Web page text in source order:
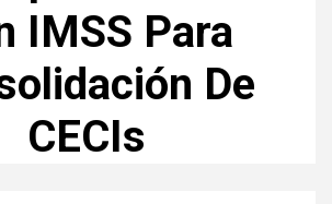
IMSS Para
De
CECIs